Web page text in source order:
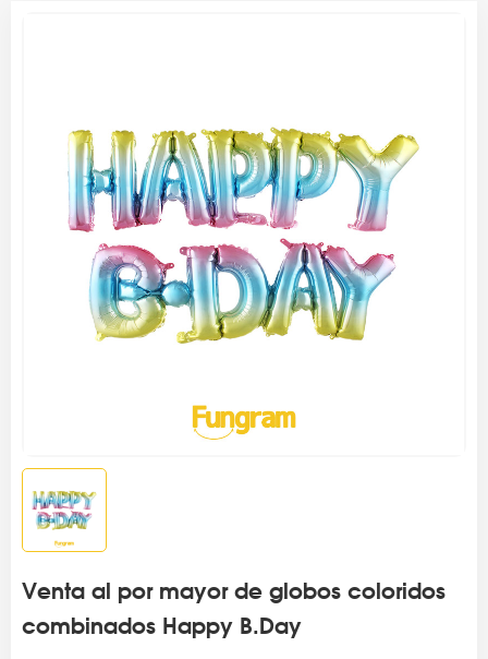
Venta al por mayor de globos coloridos
combinados Happy B.Day